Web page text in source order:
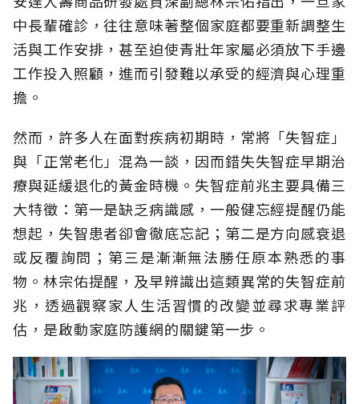
中長輩確診，往往意味著整個家庭都要重新調整生
活與工作安排，甚至迫使青壯年家屬必須放下手邊
工作投入照顧，進而引發難以承受的經濟與心理重
擔。
然而，許多人在面對疾病初期時，常將「失智症」
與「正常老化」混為一談，因而錯失失智症早期治
療與延緩退化的黃金時機。失智症前兆主要具備三
大特徵：第一是缺乏病識感，一般健忘經提醒仍能
想起，失智患者卻會徹底忘記；第二是方向感衰退
或反覆詢問；第三是漸漸無法勝任原本熟悉的事
物。林宗佑提醒，及早辨識出這類異常的失智症前
兆，透過觀察家人生活習慣的改變並尋求專業評
估，是啟動家庭防護網的關鍵第一步。